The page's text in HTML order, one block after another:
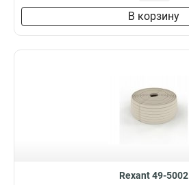
В корзину
Rexant 49-5002